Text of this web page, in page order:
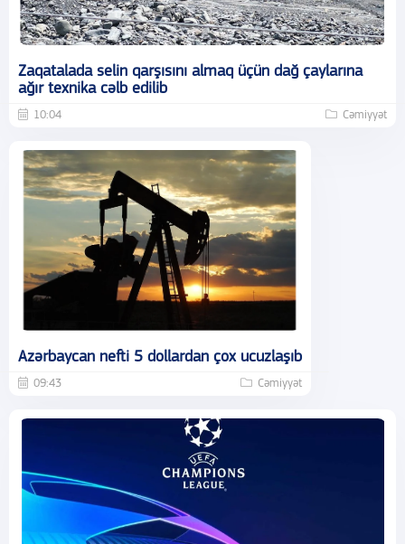
Zaqatalada selin qarşısını almaq üçün dağ çaylarına
ağır texnika cəlb edilib
10:04 Cəmiyyət
Azərbaycan nefti 5 dollardan çox ucuzlaşıb
09:43 Cəmiyyət